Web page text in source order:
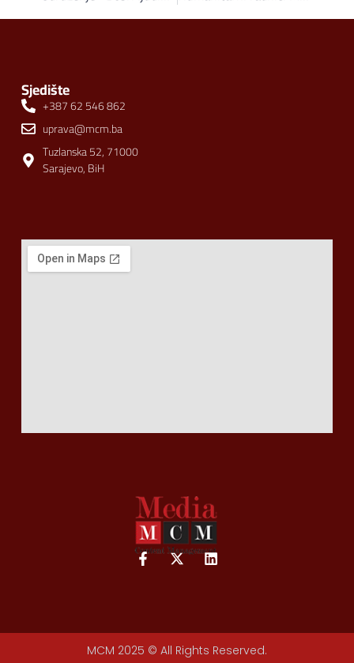
Sjedište
+387 62 546 862
uprava@mcm.ba
Tuzlanska 52, 71000
Sarajevo, BiH
MCM 2025 © All Rights Reserved.